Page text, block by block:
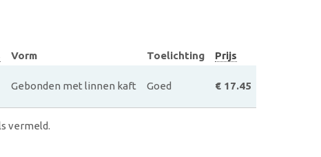
Vorm Toelichting
Prijs
Gebonden met linnen kaft Goed € 17.45
vermeld.